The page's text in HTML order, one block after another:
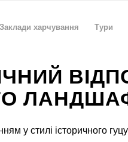
Заклади харчування Тури
у стилі історичного